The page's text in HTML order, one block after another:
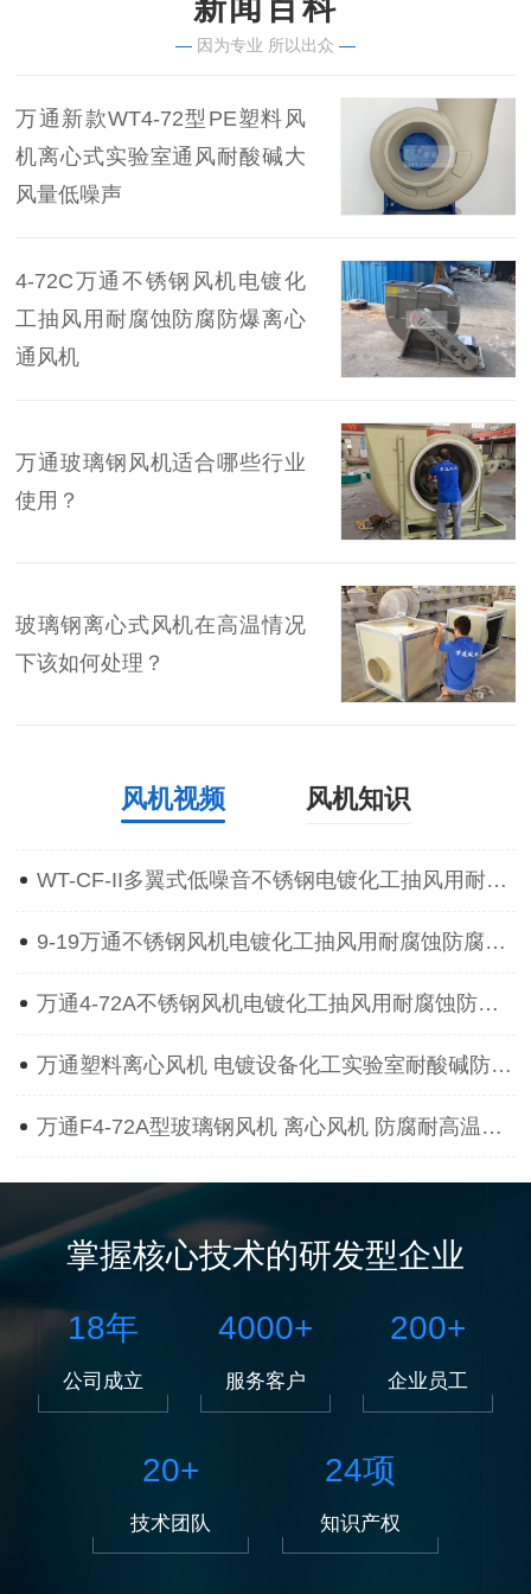
新闻百科
— 因为专业 所以出众 —
万通新款WT4-72型PE塑料风
机离心式实验室通风耐酸碱大
风量低噪声
4-72C万通不锈钢风机电镀化
工抽风用耐腐蚀防腐防爆离心
通风机
万通玻璃钢风机适合哪些行业
使用？
玻璃钢离心式风机在高温情况
下该如何处理？
风机视频 风机知识
WT-CF-II多翼式低噪音不锈钢电镀化工抽风用耐腐蚀防腐离心通风机
9-19万通不锈钢风机电镀化工抽风用耐腐蚀防腐防爆离心通风机
万通4-72A不锈钢风机电镀化工抽风用耐腐蚀防腐防爆离心通风机
万通塑料离心风机 电镀设备化工实验室耐酸碱防腐蚀抽风用通风机
万通F4-72A型玻璃钢风机 离心风机 防腐耐高温离心风机
掌握核心技术的研发型企业
18年
公司成立
4000+
服务客户
200+
企业员工
20+
技术团队
24项
知识产权